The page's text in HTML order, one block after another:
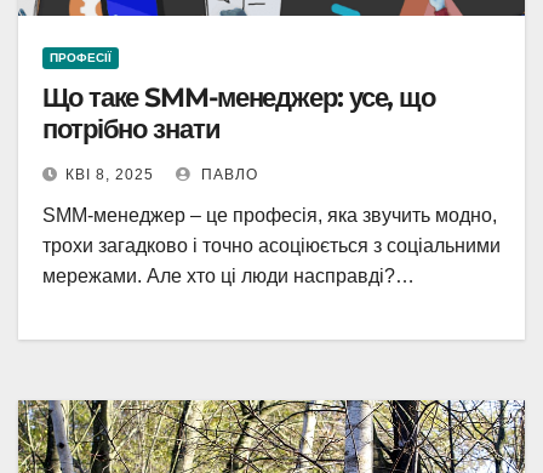
ПРОФЕСІЇ
Що таке SMM-менеджер: усе, що
потрібно знати
КВІ 8, 2025 ПАВЛО
SMM-менеджер – це професія, яка звучить модно,
трохи загадково і точно асоціюється з соціальними
мережами. Але хто ці люди насправді?…